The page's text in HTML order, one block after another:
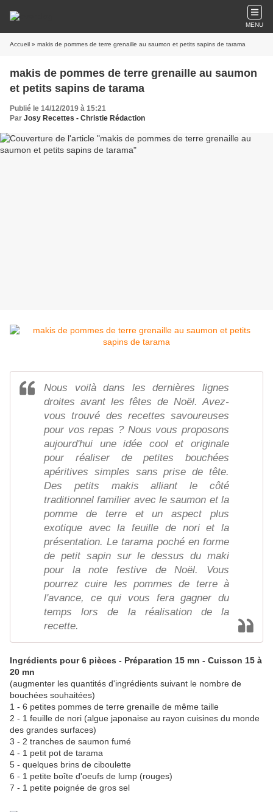
MENU
Accueil » makis de pommes de terre grenaille au saumon et petits sapins de tarama
makis de pommes de terre grenaille au saumon
et petits sapins de tarama
Publié le 14/12/2019 à 15:21
Par Josy Recettes - Christie Rédaction
Nous voilà dans les dernières lignes
droites avant les fêtes de Noël. Avez-
vous trouvé des recettes savoureuses
pour vos repas ? Nous vous proposons
aujourd'hui une idée cool et originale
pour réaliser de petites bouchées
apéritives simples sans prise de tête.
Des petits makis alliant le côté
traditionnel familier avec le saumon et la
pomme de terre et un aspect plus
exotique avec la feuille de nori et la
présentation. Le tarama poché en forme
de petit sapin sur le dessus du maki
pour la note festive de Noël. Vous
pourrez cuire les pommes de terre à
l'avance, ce qui vous fera gagner du
temps lors de la réalisation de la
recette.
Ingrédients pour 6 pièces - Préparation 15 mn - Cuisson 15 à
20 mn
(augmenter les quantités d'ingrédients suivant le nombre de
bouchées souhaitées)
1 - 6 petites pommes de terre grenaille de même taille
2 - 1 feuille de nori (algue japonaise au rayon cuisines du monde
des grandes surfaces)
3 - 2 tranches de saumon fumé
4 - 1 petit pot de tarama
5 - quelques brins de ciboulette
6 - 1 petite boîte d'oeufs de lump (rouges)
7 - 1 petite poignée de gros sel